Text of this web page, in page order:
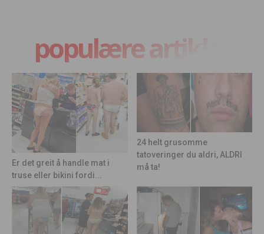
populære artikler
Er det greit å handle mat i
truse eller bikini fordi...
24 helt grusomme
tatoveringer du aldri, ALDRI
må ta!